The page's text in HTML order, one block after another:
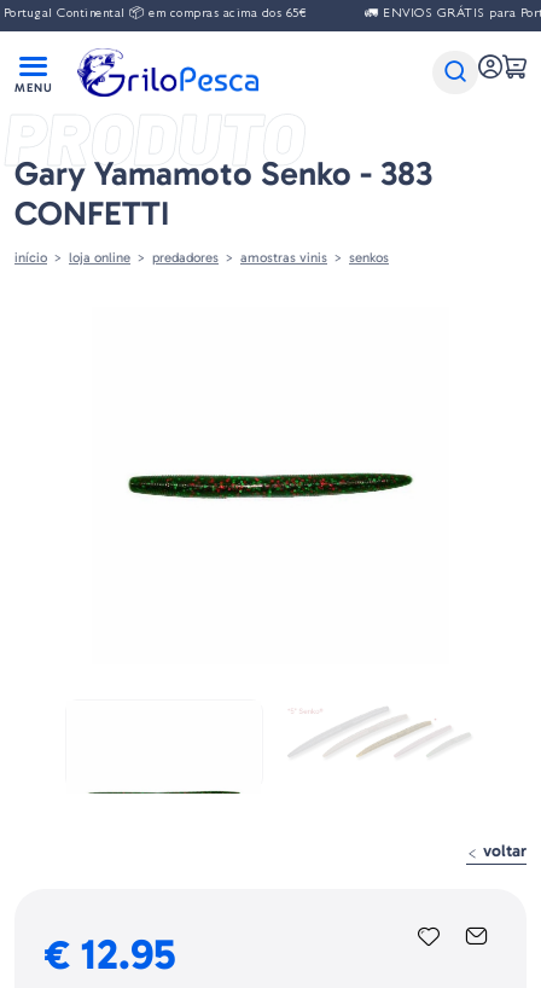
Continental 📦 em compras acima dos 65€ 🚛 ENVIOS GRÁTIS para Portugal
PRODUTO
Gary Yamamoto Senko - 383
CONFETTI
início loja online predadores amostras vinis senkos
voltar
€ 12.95